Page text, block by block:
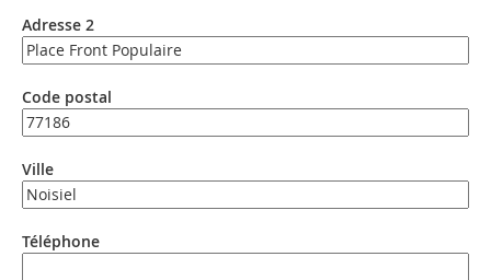
Adresse 2
Code postal
Ville
Téléphone